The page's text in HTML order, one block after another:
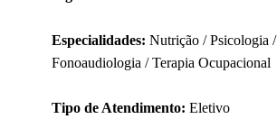
Especialidades: Nutrição / Psicologia /
Fonoaudiologia / Terapia Ocupacional
Tipo de Atendimento: Eletivo